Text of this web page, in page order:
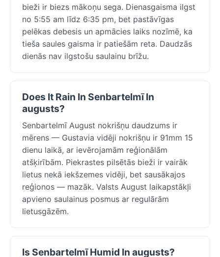
bieži ir biezs mākoņu sega. Dienasgaisma ilgst
no 5:55 am līdz 6:35 pm, bet pastāvīgas
pelēkas debesis un apmācies laiks nozīmē, ka
tieša saules gaisma ir patiešām reta. Daudzās
dienās nav ilgstošu saulainu brīžu.
Does It Rain In Senbartelmī In
augusts?
Senbartelmī August nokrišņu daudzums ir
mērens — Gustavia vidēji nokrišņu ir 91mm 15
dienu laikā, ar ievērojamām reģionālām
atšķirībām. Piekrastes pilsētās bieži ir vairāk
lietus nekā iekšzemes vidēji, bet sausākajos
reģionos — mazāk. Valsts August laikapstākļi
apvieno saulainus posmus ar regulārām
lietusgāzēm.
Is Senbartelmī Humid In augusts?